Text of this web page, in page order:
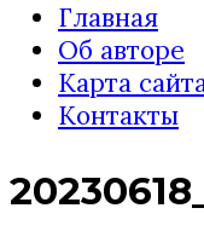
Главная
Об авторе
Карта
Контакты